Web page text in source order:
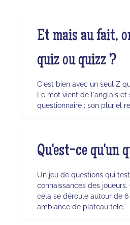
Et mais au fait,
quiz ou quizz ?
C'est bien avec un seul Z
Le mot vient de l'anglais et
questionnaire ; son pluriel
Qu'est-ce qu'un
Un jeu de questions qui
connaissances des joueurs.
cela se déroule autour de
ambiance de plateau télé.